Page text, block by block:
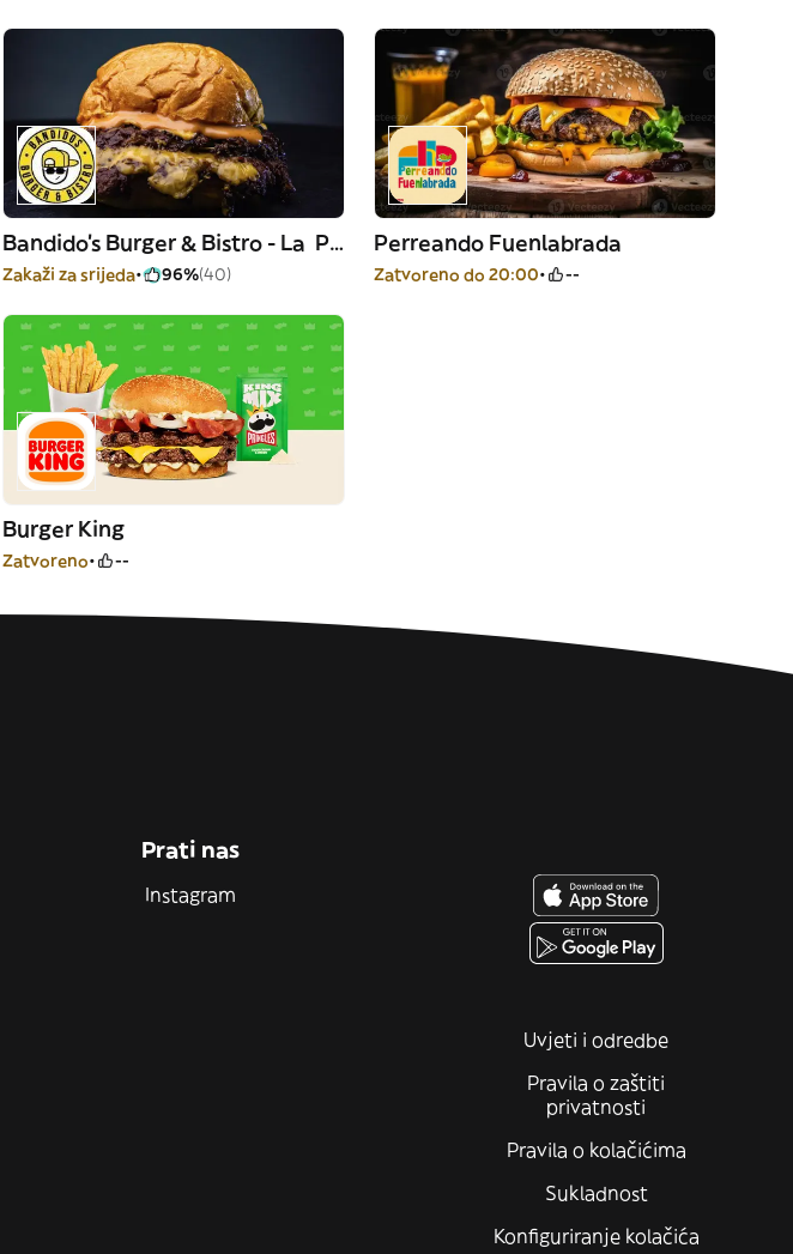
Bandido's Burger & Bistro - La Plata
Zakaži za srijeda 96%(40)
Perreando Fuenlabrada
Zatvoreno do 20:00 --
Burger King
Zatvoreno --
Prati nas
Instagram
Uvjeti i odredbe
Pravila o zaštiti
privatnosti
Pravila o kolačićima
Sukladnost
Konfiguriranje kolačića